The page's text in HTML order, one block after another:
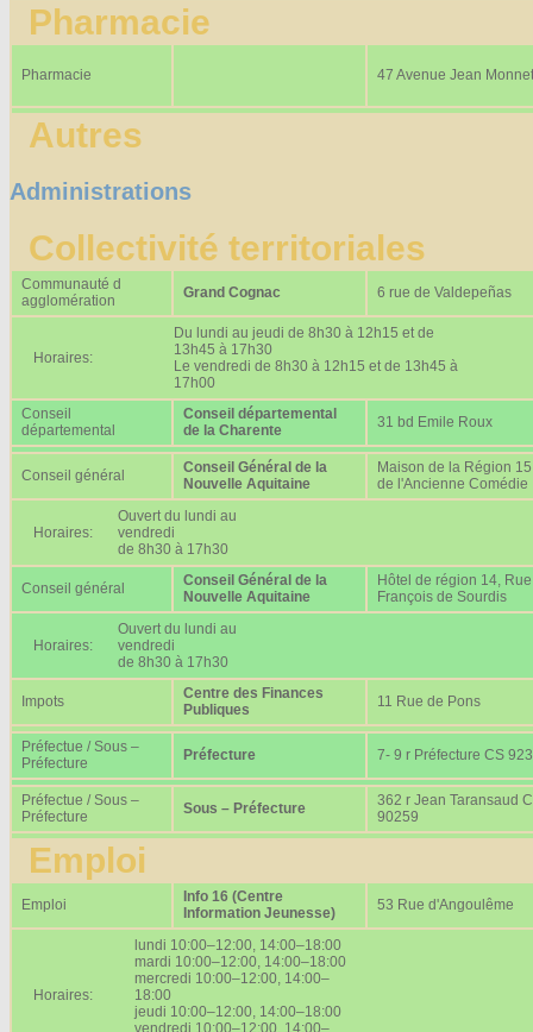
Pharmacie
Pharmacie 47 Avenue Jean Monnet
Autres
Administrations
Collectivité territoriales
Communauté d
agglomération
Grand Cognac 6 rue de Valdepeñas
Horaires:
Du lundi au jeudi de 8h30 à 12h15 et de
13h45 à 17h30
Le vendredi de 8h30 à 12h15 et de 13h45 à
17h00
Conseil
départemental
Conseil départemental
de la Charente
31 bd Emile Roux
Conseil général
Conseil Général de la
Nouvelle Aquitaine
Maison de la Région
de l'Ancienne Comédie
Horaires:
Ouvert du lundi au
vendredi
de 8h30 à 17h30
Conseil général
Conseil Général de la
Nouvelle Aquitaine
Hôtel de région 14, Rue
François de Sourdis
Horaires:
Ouvert du lundi au
vendredi
de 8h30 à 17h30
Impots
Centre des Finances
Publiques
11 Rue de Pons
Préfectue / Sous –
Préfecture
Préfecture 7- 9 r Préfecture CS
Préfectue / Sous –
Préfecture
Sous – Préfecture
362 r Jean Taransaud
90259
Emploi
Emploi
Info 16 (Centre
Information Jeunesse)
53 Rue d'Angoulême
Horaires:
lundi 10:00–12:00, 14:00–18:00
mardi 10:00–12:00, 14:00–18:00
mercredi 10:00–12:00, 14:00–
18:00
jeudi 10:00–12:00, 14:00–18:00
vendredi 10:00–12:00, 14:00–